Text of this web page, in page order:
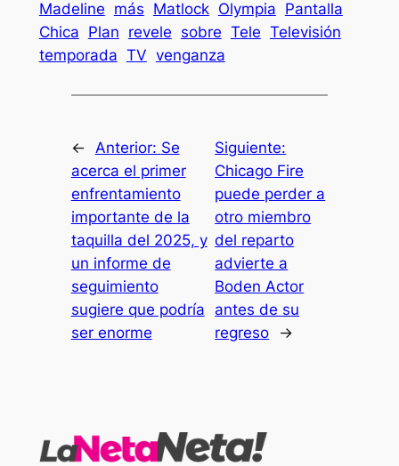
Madeline más Matlock Olympia Pantalla
Chica Plan revele sobre Tele Televisión
temporada TV venganza
← Anterior: Se
acerca el primer
enfrentamiento
importante de la
taquilla del 2025, y
un informe de
seguimiento
sugiere que podría
ser enorme
Siguiente:
Chicago Fire
puede perder a
otro miembro
del reparto
advierte a
Boden Actor
antes de su
regreso
→